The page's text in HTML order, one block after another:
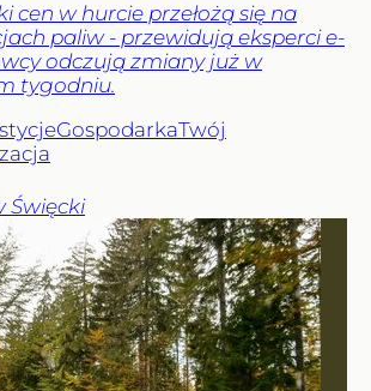
cen w hurcie przełożą się na
paliw - przewidują eksperci e-
odczują zmiany już w
tygodniu.
GospodarkaTwój
Święcki